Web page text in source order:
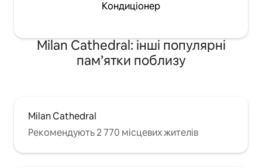
Кондиціонер
Milan Cathedral: інші популярні
пам’ятки поблизу
Milan Cathedral
Рекомендують 2 770 місцевих жителів